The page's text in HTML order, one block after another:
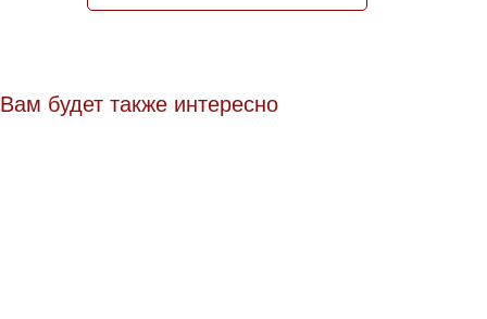
Вам будет также интересно